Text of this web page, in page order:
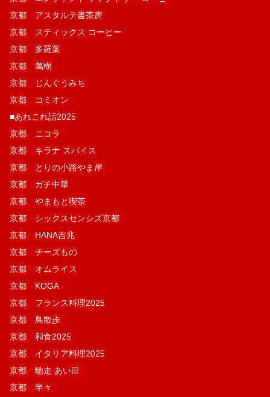
京都 アスタルテ書茶房
京都 スティックス コーヒー
京都 多羅葉
京都 萬樹
京都 じんぐうみち
京都 コミオン
■あれこれ話2025
京都 ニコラ
京都 キラナ スパイス
京都 とりの小路やま岸
京都 ガチ中華
京都 やまもと喫茶
京都 シックスセンシズ京都
京都 HANA吉兆
京都 チーズもの
京都 オムライス
京都 KOGA
京都 フランス料理2025
京都 鳥散歩
京都 和食2025
京都 イタリア料理2025
京都 馳走 あい田
京都 半々